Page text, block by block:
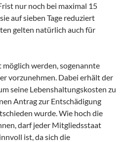
nur noch bei maximal 15
auf sieben Tage reduziert
gelten natürlich auch für
werden, sogenannte
vorzunehmen. Dabei erhält der
seine Lebenshaltungskosten zu
Antrag zur Entschädigung
wurde. Wie hoch die
darf jeder Mitgliedsstaat
ist, da sich die